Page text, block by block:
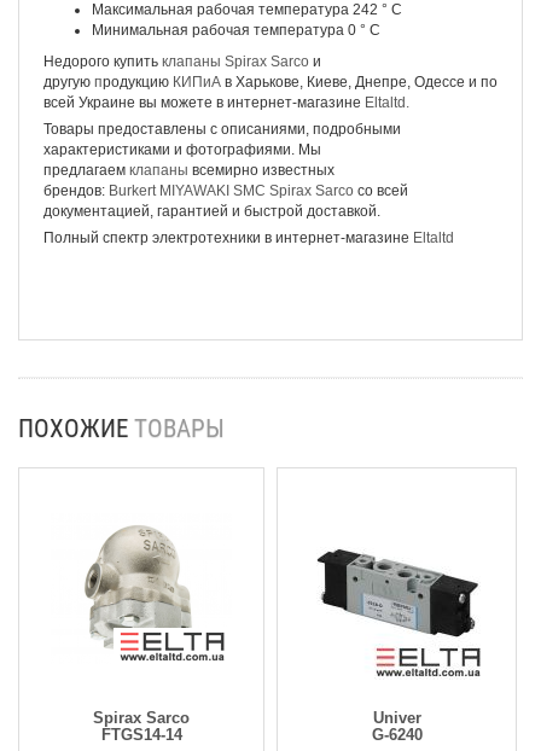
Максимальная рабочая температура 242 ° C
Минимальная рабочая температура 0 ° C
Недорого купить клапаны Spirax Sarco и
другую продукцию КИПиА в Харькове, Киеве, Днепре, Одессе и по
всей Украине вы можете в интернет-магазине Eltaltd.
Товары предоставлены с описаниями, подробными
характеристиками и фотографиями. Мы
предлагаем клапаны всемирно известных
брендов: Burkert MIYAWAKI SMC Spirax Sarco со всей
документацией, гарантией и быстрой доставкой.
Полный спектр электротехники в интернет-магазине Eltaltd
ПОХОЖИЕ ТОВАРЫ
Spirax Sarco
FTGS14-14
Univer
G-6240